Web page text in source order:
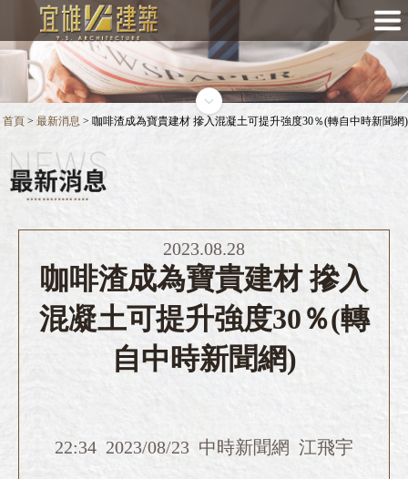
首頁 > 最新消息 > 咖啡渣成為寶貴建材 摻入混凝土可提升強度30％(轉自中時新聞網)
2023.08.28
咖啡渣成為寶貴建材 摻入
混凝土可提升強度30％(轉
自中時新聞網)
22:34 2023/08/23 中時新聞網 江飛宇